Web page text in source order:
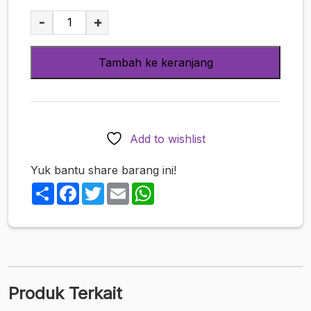
Kuantitas
Gravure
FRIDAY
2025
Edition
- +
Tambah ke keranjang
Add to wishlist
Yuk bantu share barang ini!
ShareFacebook
TwitterEmail
Produk Terkait